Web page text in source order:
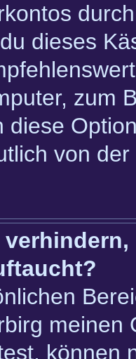
dieses
zum
diese
von
meinen
können